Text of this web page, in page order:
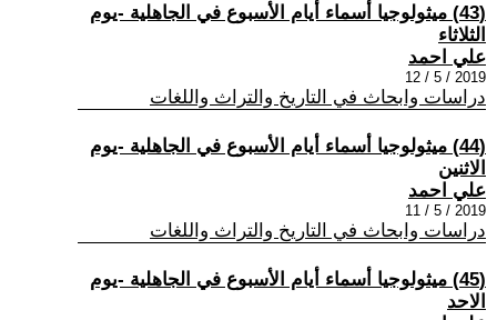
(43) ميثولوجيا أسماء أيام الأسبوع في الجاهلية -يوم
الثلاثاء
علي احمد
2019 / 5 / 12
دراسات وابحاث في التاريخ والتراث واللغات
(44) ميثولوجيا أسماء أيام الأسبوع في الجاهلية -يوم
الاثنين
علي احمد
2019 / 5 / 11
دراسات وابحاث في التاريخ والتراث واللغات
(45) ميثولوجيا أسماء أيام الأسبوع في الجاهلية -يوم
الاحد